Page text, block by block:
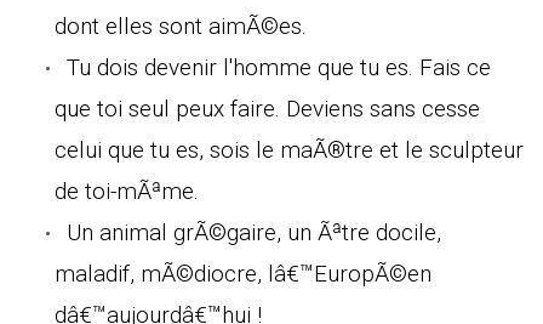
dont elles sont aimÃ©es.
Tu dois devenir l'homme que tu es. Fais ce
que toi seul peux faire. Deviens sans cesse
celui que tu es, sois le maÃ®tre et le sculpteur
de toi-mÃªme.
Un animal grÃ©gaire, un Ãªtre docile,
maladif, mÃ©diocre, lâ€™EuropÃ©en
dâ€™aujourdâ€™hui !